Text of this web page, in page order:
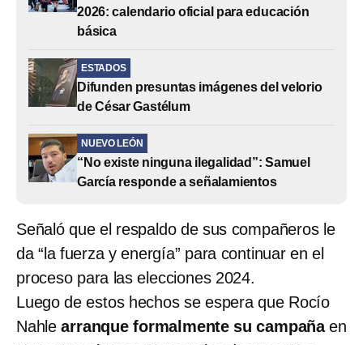
2026: calendario oficial para educación
básica
ESTADOS
Difunden presuntas imágenes del velorio
de César Gastélum
NUEVO LEÓN
“No existe ninguna ilegalidad”: Samuel
García responde a señalamientos
Señaló que el respaldo de sus compañeros le
da “la fuerza y energía” para continuar en el
proceso para las elecciones 2024.
Luego de estos hechos se espera que Rocío
Nahle arranque formalmente su campañaen